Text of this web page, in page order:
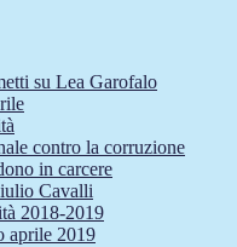
su Lea Garofalo
contro la corruzione
in carcere
Cavalli
2018-2019
aprile 2019